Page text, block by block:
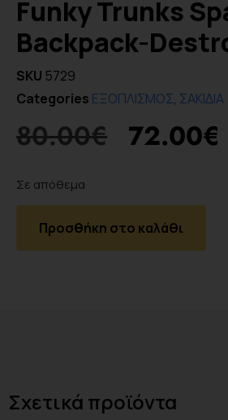
Funky Trunks
Backpack-
SKU 5729
Categories ΕΞΟΠΛΙΣΜΟΣ, ΣΑΚΙΔΙΑ
80.00€ 72.00€
Σε απόθεμα
Προσθήκη στο καλάθι
Σχετικά προϊόντα